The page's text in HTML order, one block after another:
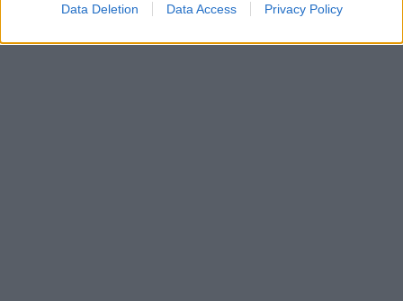
Data Deletion Data Access Privacy Policy